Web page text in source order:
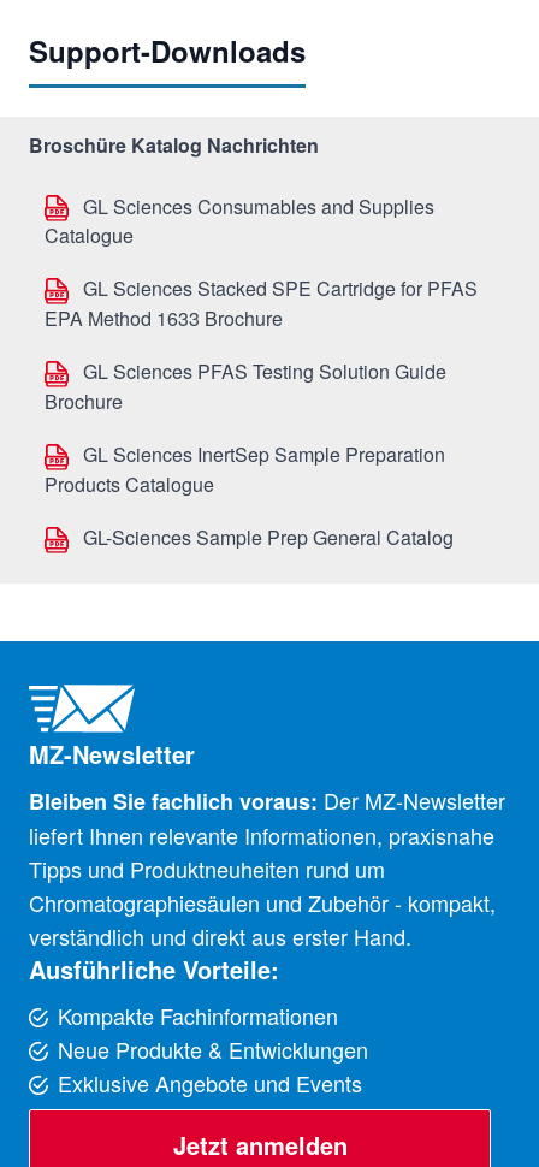
Support-Downloads
Broschüre Katalog Nachrichten
GL Sciences Consumables and Supplies
Catalogue
GL Sciences Stacked SPE Cartridge for PFAS
EPA Method 1633 Brochure
GL Sciences PFAS Testing Solution Guide
Brochure
GL Sciences InertSep Sample Preparation
Products Catalogue
GL-Sciences Sample Prep General Catalog
MZ-Newsletter
Bleiben Sie fachlich voraus: Der MZ-Newsletter
liefert Ihnen relevante Informationen, praxisnahe
Tipps und Produktneuheiten rund um
Chromatographiesäulen und Zubehör - kompakt,
verständlich und direkt aus erster Hand.
Ausführliche Vorteile:
Kompakte Fachinformationen
Neue Produkte & Entwicklungen
Exklusive Angebote und Events
Jetzt anmelden